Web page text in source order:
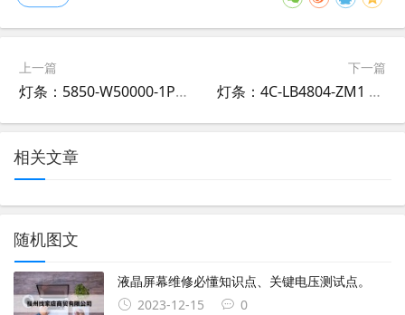
上一篇
灯条：5850-W50000-1P10 50D2003V2W8C1B91414M
下一篇
灯条：4C-LB4804-ZM1 GIC48LB14-3030F2.1V-0.9_20210403 48D2006V2W4C1B44918M
相关文章
随机图文
液晶屏幕维修必懂知识点、关键电压测试点。
2023-12-15
0